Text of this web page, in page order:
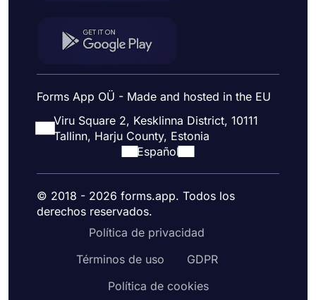
Forms App OÜ - Made and hosted in the EU
Viru Square 2, Kesklinna District, 10111
Tallinn, Harju County, Estonia
Español
© 2018 - 2026 forms.app. Todos los
derechos reservados.
Política de privacidad
Términos de uso
GDPR
Política de cookies